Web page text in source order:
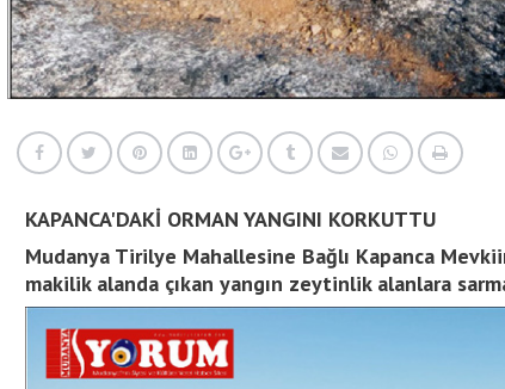
KAPANCA'DAKİ ORMAN YANGINI KORKUTTU
Mudanya Tirilye Mahallesine Bağlı Kapanca
makilik alanda çıkan yangın zeytinlik alanlara